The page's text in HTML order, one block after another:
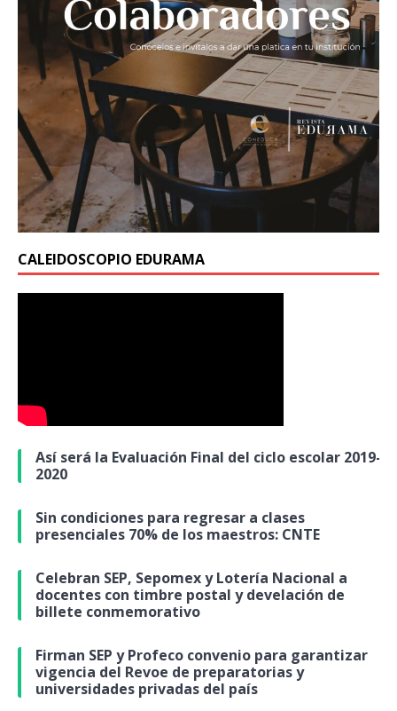
CALEIDOSCOPIO EDURAMA
Así será la Evaluación Final del ciclo escolar 2019-
2020
Sin condiciones para regresar a clases
presenciales 70% de los maestros: CNTE
Celebran SEP, Sepomex y Lotería Nacional a
docentes con timbre postal y develación de
billete conmemorativo
Firman SEP y Profeco convenio para garantizar
vigencia del Revoe de preparatorias y
universidades privadas del país